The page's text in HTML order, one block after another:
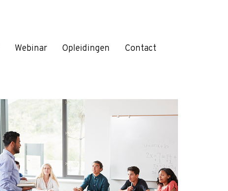
Webinar Opleidingen Contact